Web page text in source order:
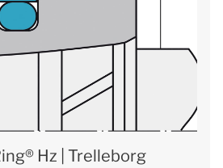
Hz | Trelleborg